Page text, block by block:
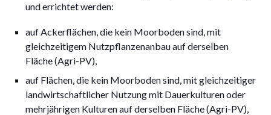
und errichtet werden:
auf Ackerflächen, die kein Moorboden sind, mit
gleichzeitigem Nutzpflanzenanbau auf derselben
Fläche (Agri-PV),
auf Flächen, die kein Moorboden sind, mit gleichzeitiger
landwirtschaftlicher Nutzung mit Dauerkulturen oder
mehrjährigen Kulturen auf derselben Fläche (Agri-PV),